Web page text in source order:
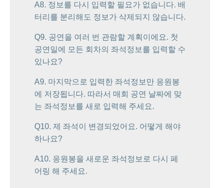
A8. 정보를 다시 입력할 필요가 없습니다. 배
터리를 분리해도 정보가 삭제되지 않습니다.
Q9. 공연을 여러 번 관람할 계획이에요. 첫
공연일에 모든 회차의 좌석정보를 입력할 수
있나요?
A9. 마지막으로 입력한 좌석정보만 응원봉
에 저장됩니다. 따라서 매회 공연 날짜에 맞
는 좌석정보를 새로 입력해 주세요.
Q10. 제 좌석이 변경되었어요. 어떻게 해야
하나요?
A10. 응원봉을 새로운 좌석정보로 다시 페
어링 해 주세요.